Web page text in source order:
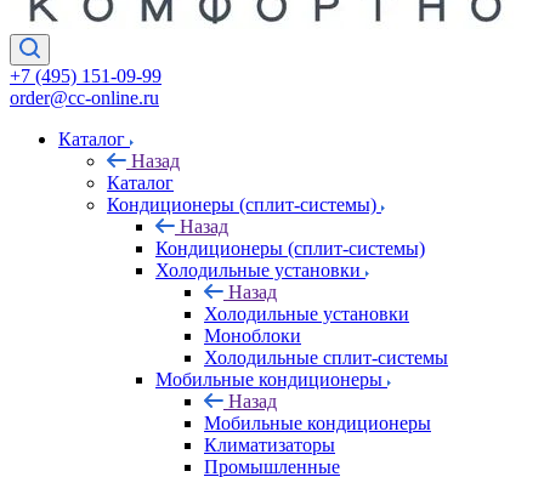
+7 (495) 151-09-99
order@cc-online.ru
Каталог
Назад
Каталог
Кондиционеры (сплит-системы)
Назад
Кондиционеры (сплит-системы)
Холодильные установки
Назад
Холодильные установки
Моноблоки
Холодильные сплит-системы
Мобильные кондиционеры
Назад
Мобильные кондиционеры
Климатизаторы
Промышленные